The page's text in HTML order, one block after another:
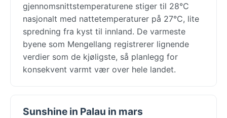
gjennomsnittstemperaturene stiger til 28°C
nasjonalt med nattetemperaturer på 27°C, lite
spredning fra kyst til innland. De varmeste
byene som Mengellang registrerer lignende
verdier som de kjøligste, så planlegg for
konsekvent varmt vær over hele landet.
Sunshine in Palau in mars